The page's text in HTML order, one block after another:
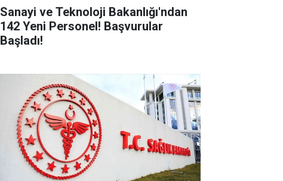
Sanayi ve Teknoloji Bakanlığı'ndan
142 Yeni Personel! Başvurular
Başladı!